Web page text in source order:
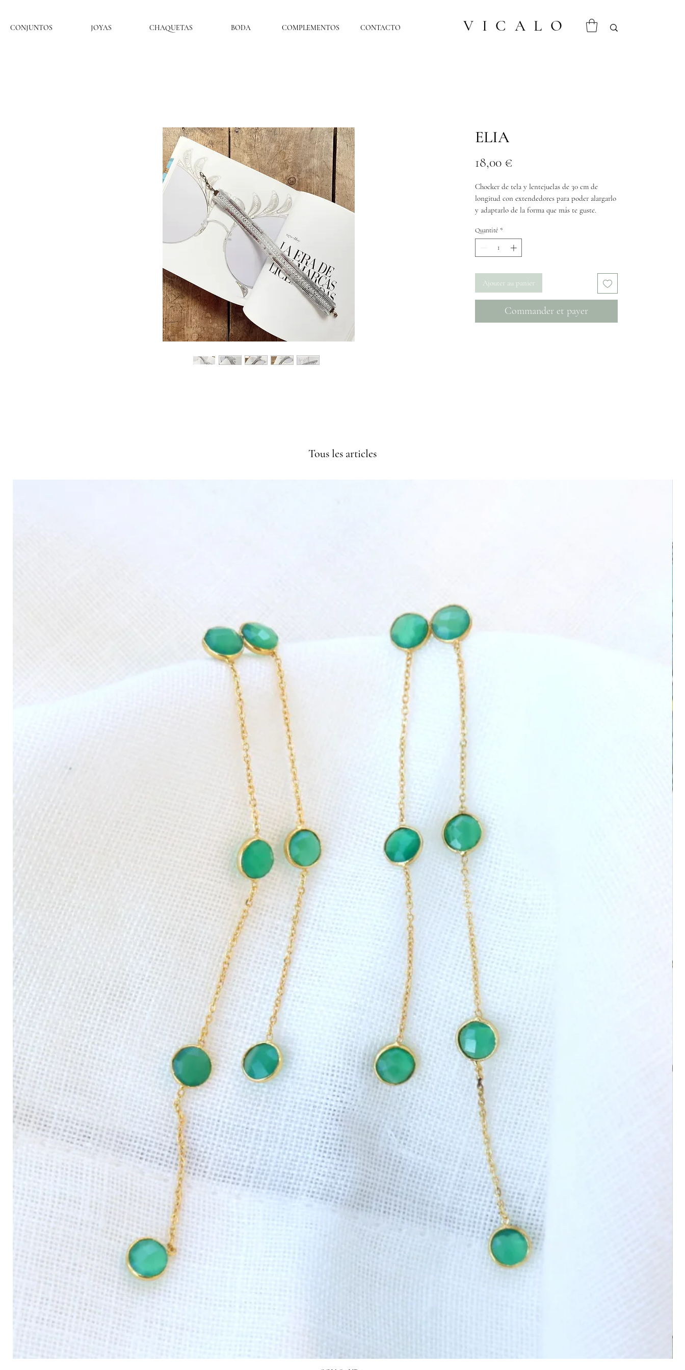
CONJUNTOS JOYAS CHAQUETAS BODA COMPLEMENTOS CONTACTO VICALO
ELIA
18,00 €
Chocker de tela y lentejuelas de 30 cm de
longitud con extendedores para poder alargarlo
y adaptarlo de la forma que más te guste.
Quantité *
Ajouter au panier
Commander et payer
Tous les articles